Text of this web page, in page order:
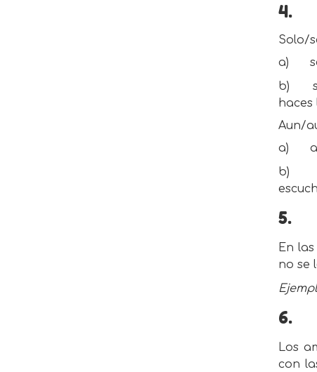
4.
Solo/
a)
b)
haces
Aun/
a)
b)
5.
En
no se
6.
Los
con